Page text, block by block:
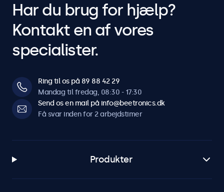
Har du brug for hjælp?
Kontakt en af vores
specialister.
Ring til os på 89 88 42 29
Mandag til fredag, 08:30 - 17:30
Send os en mail på info@beetronics.dk
Få svar inden for 2 arbejdstimer
Produkter